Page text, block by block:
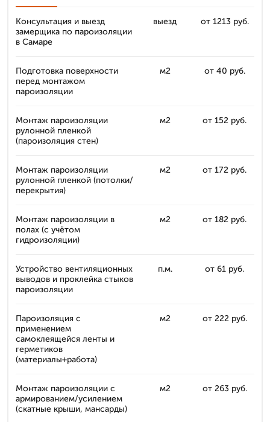
Консультация и выезд
замерщика по пароизоляции
в Самаре
выезд от 1213 руб.
Подготовка поверхности
перед монтажом
пароизоляции
м2 от 40 руб.
Монтаж пароизоляции
рулонной пленкой
(пароизоляция стен)
м2 от 152 руб.
Монтаж пароизоляции
рулонной пленкой (потолки/
перекрытия)
м2 от 172 руб.
Монтаж пароизоляции в
полах (с учётом
гидроизоляции)
м2 от 182 руб.
Устройство вентиляционных
выводов и проклейка стыков
пароизоляции
п.м. от 61 руб.
Пароизоляция с
применением
самоклеящейся ленты и
герметиков
(материалы+работа)
м2 от 222 руб.
Монтаж пароизоляции с
армированием/усилением
(скатные крыши, мансарды)
м2 от 263 руб.